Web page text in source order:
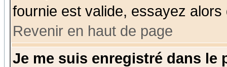
fournie est valide, essayez
Revenir en haut de page
Je me suis enregistré dans le